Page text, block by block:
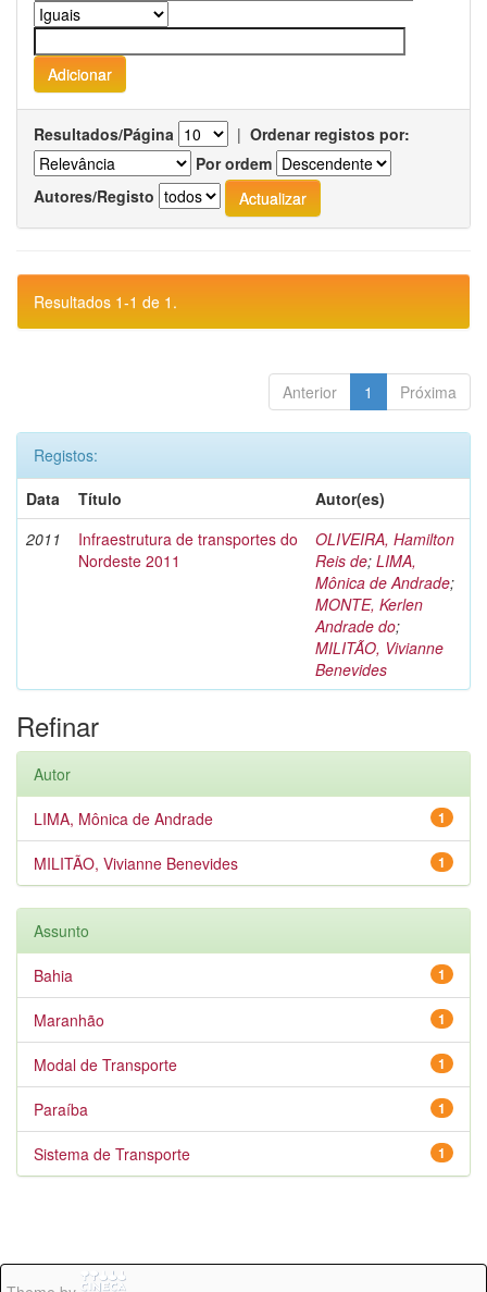
Resultados/Página | Ordenar registos por:
Por ordem
Autores/Registo
Resultados 1-1 de 1.
Anterior 1 Próxima
Registos:
Data
Título
Autor(es)
2011
Infraestrutura de transportes do
Nordeste 2011
OLIVEIRA, Hamilton
Reis de; LIMA,
Mônica de Andrade;
MONTE, Kerlen
Andrade do;
MILITÃO, Vivianne
Benevides
Refinar
Autor
1
LIMA, Mônica de Andrade
1
MILITÃO, Vivianne Benevides
Assunto
1
Bahia
1
Maranhão
1
Modal de Transporte
1
Paraíba
1
Sistema de Transporte